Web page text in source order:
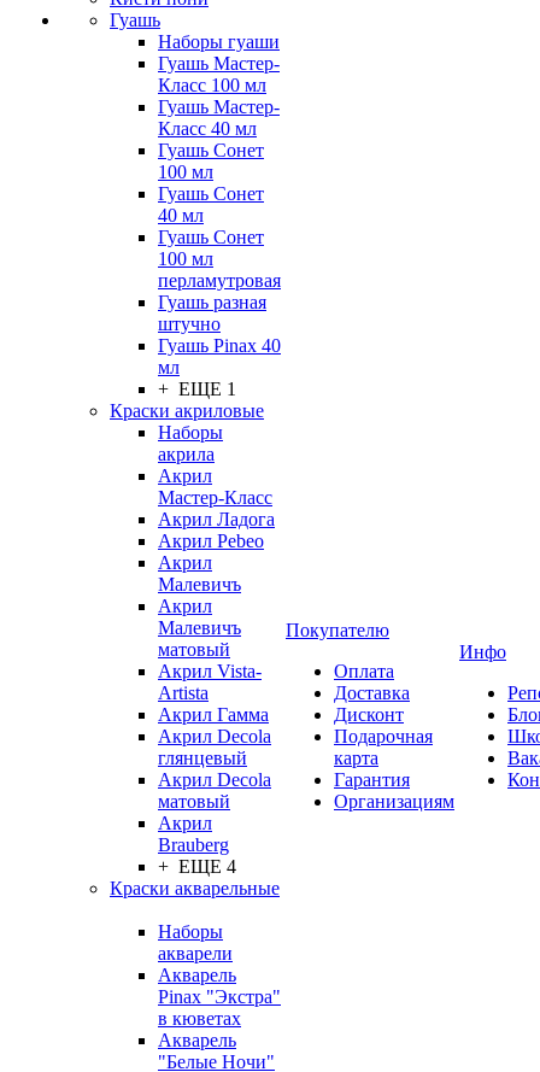
Гуашь
Наборы гуаши
Гуашь Мастер-
Класс 100 мл
Гуашь Мастер-
Класс 40 мл
Гуашь Сонет
100 мл
Гуашь Сонет
40 мл
Гуашь Сонет
100 мл
перламутровая
Гуашь разная
штучно
Гуашь Pinax 40
мл
+ ЕЩЕ 1
Краски акриловые
Наборы
акрила
Акрил
Мастер-Класс
Акрил Ладога
Акрил Pebeo
Акрил
Малевичъ
Акрил
Малевичъ
матовый
Акрил Vista-
Artista
Акрил Гамма
Акрил Decola
глянцевый
Акрил Decola
матовый
Акрил
Brauberg
+ ЕЩЕ 4
Краски акварельные
Наборы
акварели
Акварель
Pinax "Экстра"
в кюветах
Акварель
"Белые Ночи"
Покупателю
Оплата
Доставка
Дисконт
Подарочная
карта
Гарантия
Организациям
Инфо